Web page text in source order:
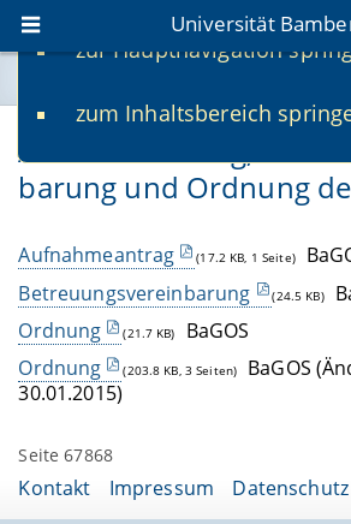
zur Hauptnavigation
zum Inhaltsbereich
Universität
www.uni-bamberg.de
univis.uni-bamberg.de
fis.uni-bamberg.de
Aufnahmeantrag,
barung und Ordnung
Aufnahmeantrag (17.2 KB, 1 Seite)
Betreuungsvereinbarung
(24.5 KB)
Ordnung
(21.7 KB)
BaGOS
Ordnung
(203.8 KB, 3 Seiten)
BaGOS
30.01.2015)
Seite 67868
Kontakt Impressum Datenschutz